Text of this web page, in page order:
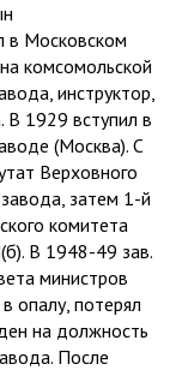
в Московском
комсомольской
инструктор,
В 1929 вступил в
(Москва). С
Верховного
затем 1-й
комитета
В 1948-49 зав.
министров
опалу, потерял
на должность
После